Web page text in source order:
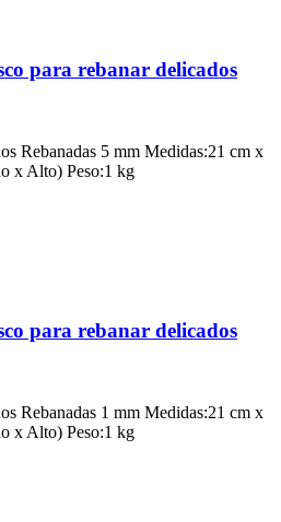
para rebanar delicados
Rebanadas 5 mm Medidas:21 cm x
x Alto) Peso:1 kg
para rebanar delicados
Rebanadas 1 mm Medidas:21 cm x
x Alto) Peso:1 kg